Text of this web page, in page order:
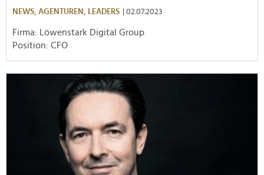
NEWS, AGENTUREN, LEADERS | 02.07.2023
Firma: Löwenstark Digital Group
Position: CFO